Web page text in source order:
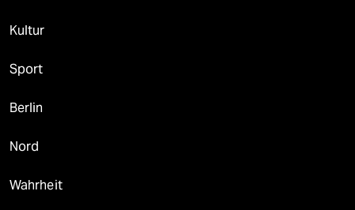
Kultur
Sport
Berlin
Nord
Wahrheit